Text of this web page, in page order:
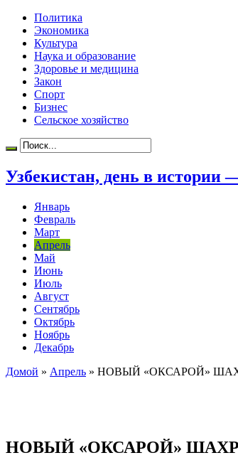
Политика
Экономика
Культура
Наука и образование
Здоровье и медицина
Закон
Спорт
Бизнес
Сельское хозяйство
Узбекистан, день в истории
Январь
Февраль
Март
Апрель
Май
Июнь
Июль
Август
Сентябрь
Октябрь
Ноябрь
Декабрь
Домой » Апрель » НОВЫЙ «ОКСАРОЙ»
НОВЫЙ «ОКСАРОЙ»